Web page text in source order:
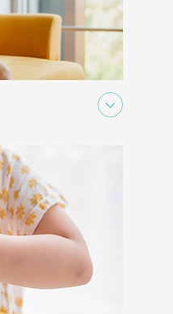
致腹痛、呕吐或体重增长缓慢
管理才能有效治疗和缓解。